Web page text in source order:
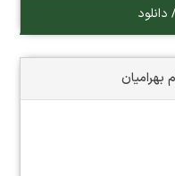
بهرامیان